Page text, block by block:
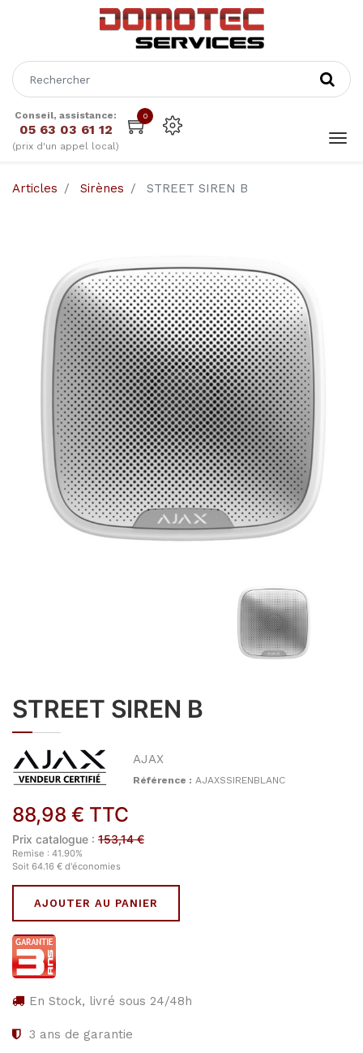
Conseil, assistance:
05 63 03 61 12
(prix d'un appel local)
0
Articles Sirènes STREET SIREN B
STREET SIREN B
AJAX
Référence : AJAXSSIRENBLANC
88,98 € TTC
Prix catalogue : 153,14€
Remise : 41.90%
Soit 64.16 € d'économies
AJOUTER AU PANIER
En Stock, livré sous 24/48h
3 ans de garantie